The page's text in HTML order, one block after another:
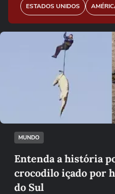
ESTADOS UNIDOS
Não foi possível
Tentar
MUNDO
Entenda a história
crocodilo içado por
do Sul